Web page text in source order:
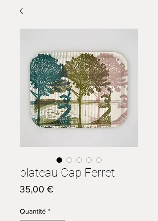
plateau Cap Ferret
35,00 €Prix
Quantité *